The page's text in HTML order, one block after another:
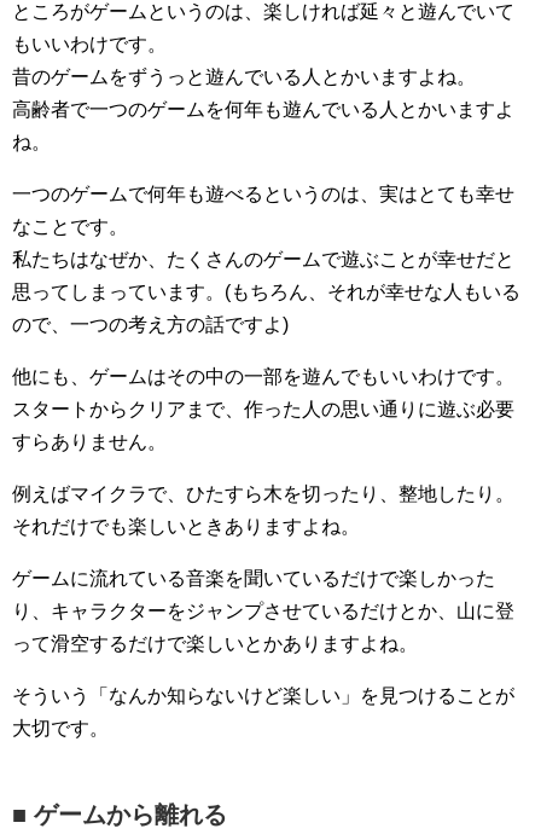
ところがゲームというのは、楽しければ延々と遊んでいて
もいいわけです。
昔のゲームをずうっと遊んでいる人とかいますよね。
高齢者で一つのゲームを何年も遊んでいる人とかいますよ
ね。
一つのゲームで何年も遊べるというのは、実はとても幸せ
なことです。
私たちはなぜか、たくさんのゲームで遊ぶことが幸せだと
思ってしまっています。(もちろん、それが幸せな人もいる
ので、一つの考え方の話ですよ)
他にも、ゲームはその中の一部を遊んでもいいわけです。
スタートからクリアまで、作った人の思い通りに遊ぶ必要
すらありません。
例えばマイクラで、ひたすら木を切ったり、整地したり。
それだけでも楽しいときありますよね。
ゲームに流れている音楽を聞いているだけで楽しかった
り、キャラクターをジャンプさせているだけとか、山に登
って滑空するだけで楽しいとかありますよね。
そういう「なんか知らないけど楽しい」を見つけることが
大切です。
■ ゲームから離れる